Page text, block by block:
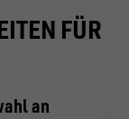
FÜR
an